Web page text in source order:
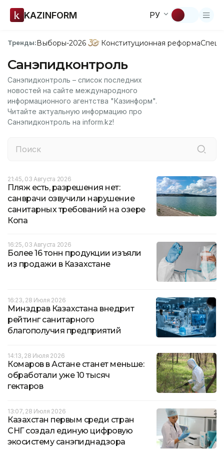
KAZINFORM РУ
Тренды:Выборы-2026 Конституционная реформа
Санэпидконтроль
Санэпидконтроль – список последних
новостей на сайте международного
информационного агентства "Казинформ".
Читайте актуальную информацию про
Санэпидконтроль на inform.kz!
21:45, 03 Августа 2026
Пляж есть, разрешения нет:
санврачи озвучили нарушение
санитарных требований на озере
Копа
16:25, 03 Августа 2026
Более 16 тонн продукции изъяли
из продажи в Казахстане
16:23, 28 Июля 2026
Минздрав Казахстана внедрит
рейтинг санитарного
благополучия предприятий
14:13, 28 Июля 2026
Комаров в Астане станет меньше:
обработали уже 10 тысяч
гектаров
13:07, 28 Июля 2026
Казахстан первым среди стран
СНГ создал единую цифровую
экосистему санэпиднадзора